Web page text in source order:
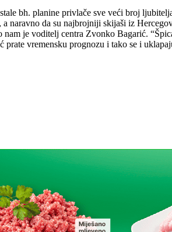
bh. planine privlače sve veći broj
naravno da su najbrojniji skijaši iz
je voditelj centra Zvonko Bagarić.
vremensku prognozu i tako se i